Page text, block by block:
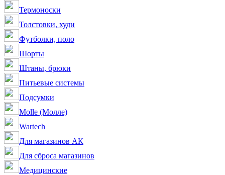
Термоноски
Толстовки, худи
Футболки, поло
Шорты
Штаны, брюки
Питьевые системы
Подсумки
Molle (Молле)
Wartech
Для магазинов АК
Для сброса магазинов
Медицинские